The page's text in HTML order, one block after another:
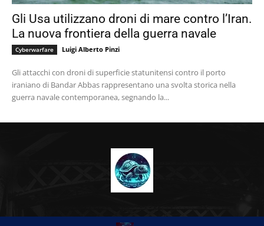
Gli Usa utilizzano droni di mare contro l’Iran.
La nuova frontiera della guerra navale
Cyberwarfare Luigi Alberto Pinzi
Gli attacchi con droni di superficie statunitensi contro il porto
iraniano di Bandar Abbas rappresentano una svolta storica nella
guerra navale contemporanea, segnando la...